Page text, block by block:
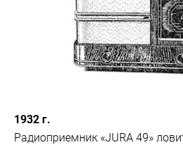
1932 г.
Радиоприемник «JURA 49»